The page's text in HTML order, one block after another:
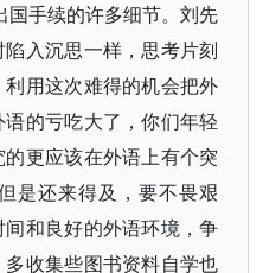
国手续的许多细节。刘先
入沉思一样，思考片刻
用这次难得的机会把外
的亏吃大了，你们年轻
更应该在外语上有个突
是还来得及，要不畏艰
和良好的外语环境，争
收集些图书资料自学也